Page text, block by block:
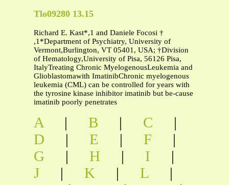
Tlo09280 13.15
Richard E. Kast*,1 and Daniele Focosi †
,1*Department of Psychiatry, University of
Vermont,Burlington, VT 05401, USA; †Division
of Hematology,University of Pisa, 56126 Pisa,
ItalyTreating Chronic MyelogenousLeukemia and
Glioblastomawith ImatinibChronic myelogenous
leukemia (CML) can be controlled for years with
the tyrosine kinase inhibitor imatinib but be-cause
imatinib poorly penetrates
A | B | C
|
D
| E | F
|
G
| H | I
|
J
| K | L
|